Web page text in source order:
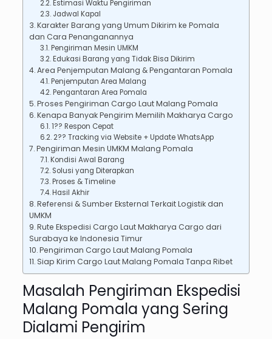
Estimasi Waktu Pengiriman
Jadwal Kapal
Karakter Barang yang Umum Dikirim ke Pomala
dan Cara Penanganannya
Pengiriman Mesin UMKM
Edukasi Barang yang Tidak Bisa Dikirim
Area Penjemputan Malang & Pengantaran Pomala
Penjemputan Area Malang
Pengantaran Area Pomala
Proses Pengiriman Cargo Laut Malang Pomala
Kenapa Banyak Pengirim Memilih Makharya Cargo
1?? Respon Cepat
2?? Tracking via Website + Update WhatsApp
Pengiriman Mesin UMKM Malang Pomala
Kondisi Awal Barang
Solusi yang Diterapkan
Proses & Timeline
Hasil Akhir
Referensi & Sumber Eksternal Terkait Logistik dan
UMKM
Rute Ekspedisi Cargo Laut Makharya Cargo dari
Surabaya ke Indonesia Timur
Pengiriman Cargo Laut Malang Pomala
Siap Kirim Cargo Laut Malang Pomala Tanpa Ribet
Masalah Pengiriman Ekspedisi
Malang Pomala yang Sering
Dialami Pengirim